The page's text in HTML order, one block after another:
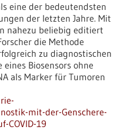
eine der bedeutendsten
der letzten Jahre. Mit
nahezu beliebig editiert
die Methode
zu diagnostischen
Biosensors ohne
als Marker für Tumoren
mit-der-Genschere-
COVID-19